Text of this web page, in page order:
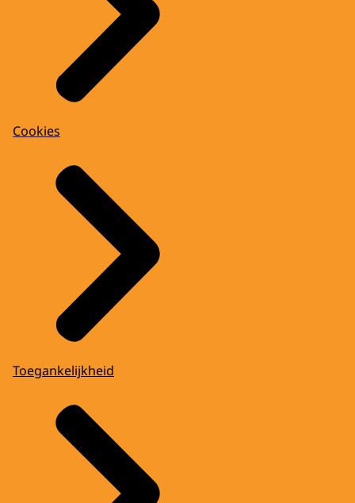
Cookies
Toegankelijkheid